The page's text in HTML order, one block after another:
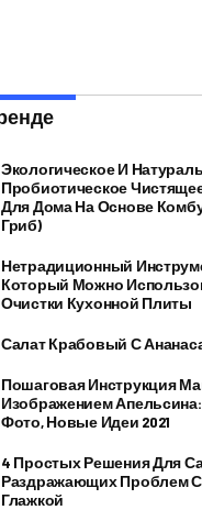
Экологическое И
Пробиотическое
Для Дома На Основе
Гриб)
Нетрадиционный
Который Можно
Очистки Кухонной Плиты
Салат Крабовый С
Пошаговая Инструкция
Изображением
Фото, Новые Идеи 2021
4 Простых Решения Для
Раздражающих Проблем
Глажкой